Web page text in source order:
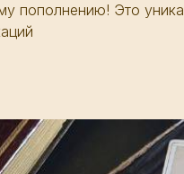
пополнению! Это